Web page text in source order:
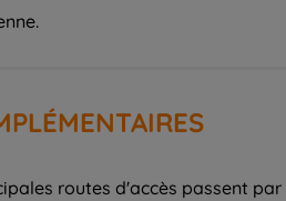
routes d'accès passent